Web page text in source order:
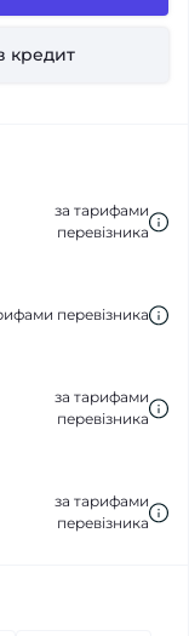
кредит
за тарифами
перевізника
перевізника
за тарифами
перевізника
за тарифами
перевізника